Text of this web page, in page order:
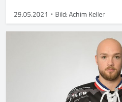
29.05.2021 Bild: Achim Keller